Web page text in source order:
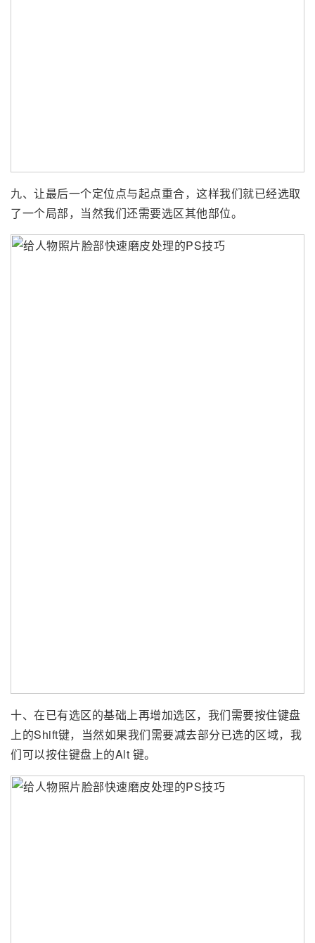
九、让最后一个定位点与起点重合，这样我们就已经选取
了一个局部，当然我们还需要选区其他部位。
十、在已有选区的基础上再增加选区，我们需要按住键盘
上的Shift键，当然如果我们需要减去部分已选的区域，我
们可以按住键盘上的Alt 键。